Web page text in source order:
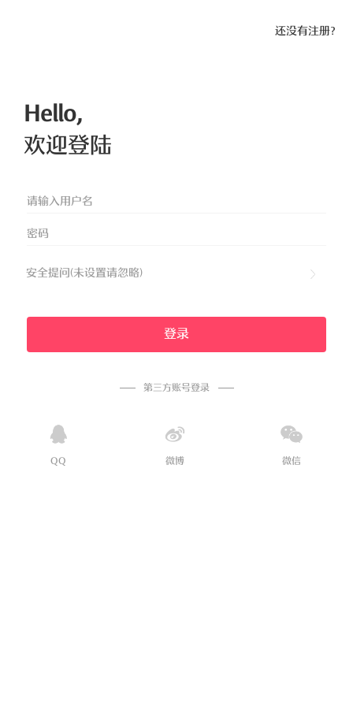
还没有注册？
Hello,
欢迎登陆
安全提问(未设置请忽略)
登录
第三方账号登录
QQ 微博 微信